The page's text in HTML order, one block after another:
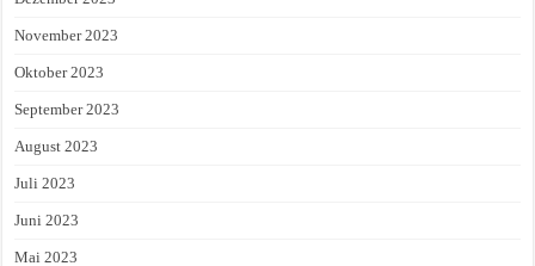
November 2023
Oktober 2023
September 2023
August 2023
Juli 2023
Juni 2023
Mai 2023